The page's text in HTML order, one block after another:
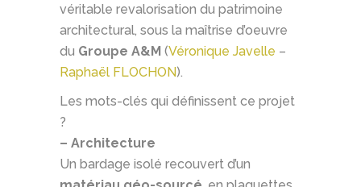
véritable revalorisation du patrimoine
architectural, sous la maîtrise d’oeuvre
du Groupe A&M (Véronique Javelle –
Raphaël FLOCHON).
Les mots-clés qui définissent ce projet
?
– Architecture
Un bardage isolé recouvert d’un